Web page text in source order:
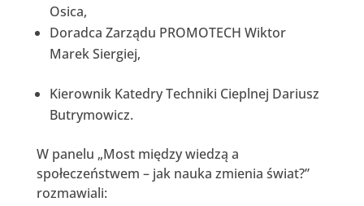
Osica,
Doradca Zarządu PROMOTECH Wiktor
Marek Siergiej,
Kierownik Katedry Techniki Cieplnej Dariusz
Butrymowicz.
W panelu „Most między wiedzą a
społeczeństwem – jak nauka zmienia świat?”
rozmawiali: